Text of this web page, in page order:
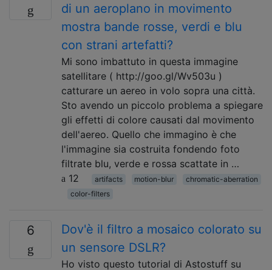
di un aeroplano in movimento
mostra bande rosse, verdi e blu
con strani artefatti?
Mi sono imbattuto in questa immagine
satellitare ( http://goo.gl/Wv503u )
catturare un aereo in volo sopra una città.
Sto avendo un piccolo problema a spiegare
gli effetti di colore causati dal movimento
dell'aereo. Quello che immagino è che
l'immagine sia costruita fondendo foto
filtrate blu, verde e rossa scattate in …
12
artifacts motion-blur
chromatic-aberration
color-filters
6
Dov'è il filtro a mosaico colorato su
un sensore DSLR?
Ho visto questo tutorial di Astostuff su